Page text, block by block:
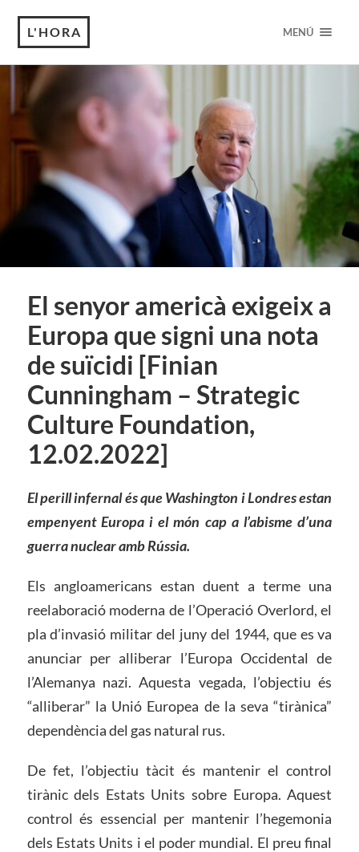
L'HORA MENÚ
El senyor americà exigeix ​​a
Europa que signi una nota
de suïcidi [Finian
Cunningham – Strategic
Culture Foundation,
12.02.2022]
El perill infernal és que Washington i Londresestan
empenyentEuropa i el món cap a l’abisme d’una
guerra nuclear amb Rússia.
Els angloamericans estan duent a terme una
reelaboració moderna de l’Operació Overlord, el
pla d’invasió militar del juny del 1944, que es va
anunciar per alliberar l’Europa Occidental de
l’Alemanya nazi. Aquesta vegada, l’objectiu és
“alliberar” la Unió Europea de la seva “tirànica”
dependència del gas natural rus.
De fet, l’objectiu tàcit és mantenir el control
tirànic dels Estats Units sobre Europa. Aquest
control és essencial per mantenir l’hegemonia
dels Estats Units i el poder mundial. El preu final